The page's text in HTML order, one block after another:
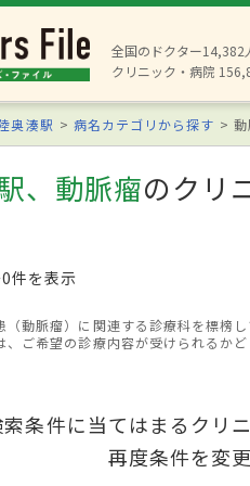
全国のドクター14,382
クリニック・病院
奥湊駅 病名カテゴリから探す
、動脈瘤のクリ
件を表示
動脈瘤）に関連する診療科を標榜
、ご希望の診療内容が受けられるか
索条件に当てはまるクリ
再度条件を変